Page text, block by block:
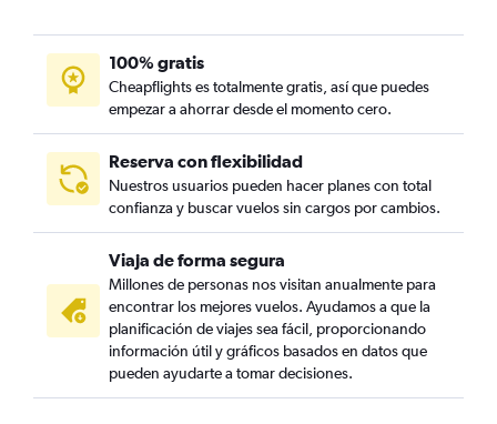
100% gratis
Cheapflights es totalmente gratis, así que puedes
empezar a ahorrar desde el momento cero.
Reserva con flexibilidad
Nuestros usuarios pueden hacer planes con total
confianza y buscar vuelos sin cargos por cambios.
Viaja de forma segura
Millones de personas nos visitan anualmente para
encontrar los mejores vuelos. Ayudamos a que la
planificación de viajes sea fácil, proporcionando
información útil y gráficos basados en datos que
pueden ayudarte a tomar decisiones.